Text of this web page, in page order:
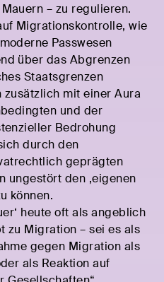
– zu regulieren.
Migrationskontrolle, wie
Passwesen
über das Abgrenzen
Staatsgrenzen
mit einer Aura
und der
Bedrohung
durch den
geprägten
ungestört den ‚eigenen
können.
heute oft als angeblich
zu Migration – sei es als
gegen Migration als
als Reaktion auf